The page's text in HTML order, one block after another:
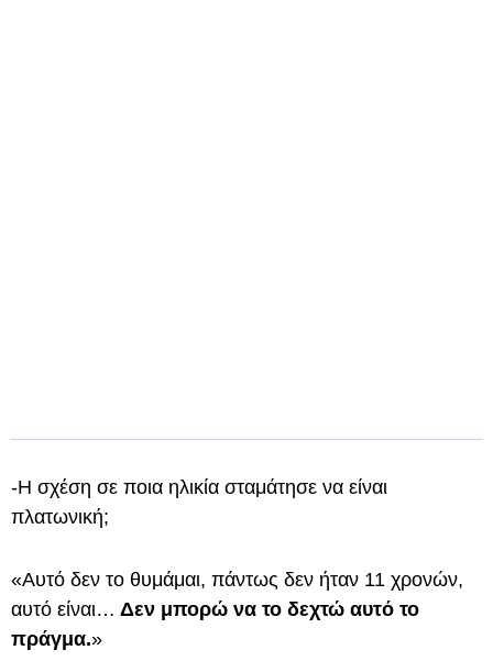
-Η σχέση σε ποια ηλικία σταμάτησε να είναι
πλατωνική;
«Αυτό δεν το θυμάμαι, πάντως δεν ήταν 11 χρονών,
αυτό είναι… Δεν μπορώ να το δεχτώ αυτό το
πράγμα.»